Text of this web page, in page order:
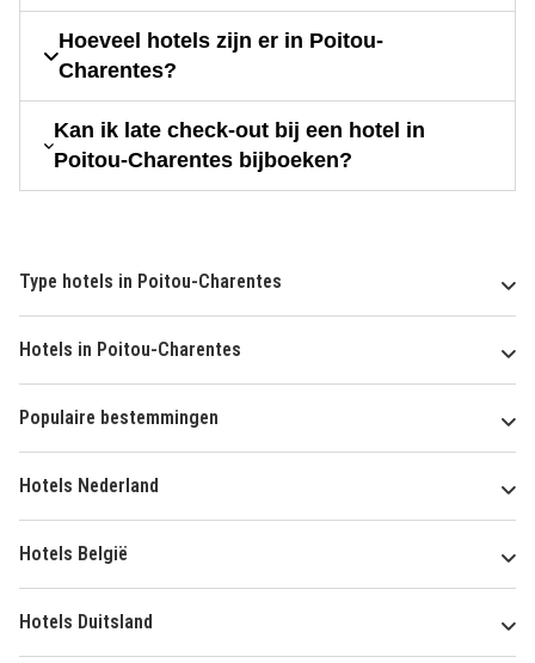
Hoeveel hotels zijn er in Poitou-
Charentes?
Kan ik late check-out bij een hotel in
Poitou-Charentes bijboeken?
Type hotels in Poitou-Charentes
Hotels in Poitou-Charentes
Populaire bestemmingen
Hotels Nederland
Hotels België
Hotels Duitsland